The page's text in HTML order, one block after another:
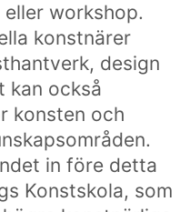
workshop.
konstnärer
design
kan också
konsten och
in före detta
Konstskola, som